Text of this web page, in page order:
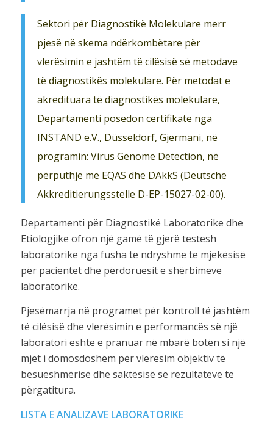
Sektori për Diagnostikë Molekulare merr
pjesë në skema ndërkombëtare për
vlerësimin e jashtëm të cilësisë së metodave
të diagnostikës molekulare. Për metodat e
akredituara të diagnostikës molekulare,
Departamenti posedon certifikatë nga
INSTAND e.V., Düsseldorf, Gjermani, në
programin: Virus Genome Detection, në
përputhje me EQAS dhe DAkkS (Deutsche
Akkreditierungsstelle D-EP-15027-02-00).
Departamenti për Diagnostikë Laboratorike dhe
Etiologjike ofron një gamë të gjerë testesh
laboratorike nga fusha të ndryshme të mjekësisë
për pacientët dhe përdoruesit e shërbimeve
laboratorike.
Pjesëmarrja në programet për kontroll të jashtëm
të cilësisë dhe vlerësimin e performancës së një
laboratori është e pranuar në mbarë botën si një
mjet i domosdoshëm për vlerësim objektiv të
besueshmërisë dhe saktësisë së rezultateve të
përgatitura.
LISTA E ANALIZAVE LABORATORIKE